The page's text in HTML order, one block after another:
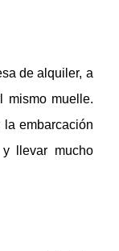
de alquiler, a
mismo muelle.
la embarcación
llevar mucho